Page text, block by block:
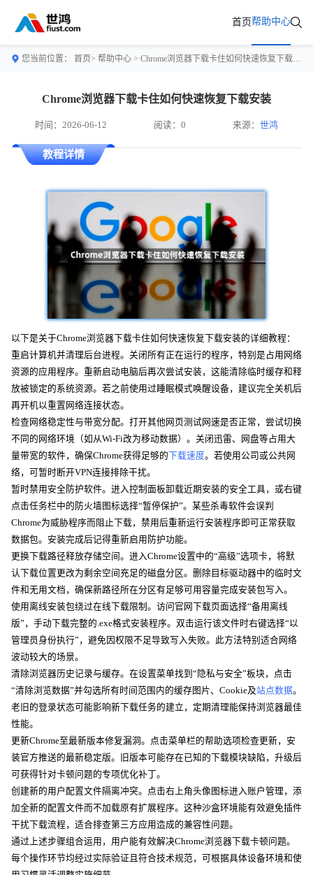
首页帮助中心
您当前位置： 首页> 帮助中心 > Chrome浏览器下载卡住如何快速恢复下载安装
Chrome浏览器下载卡住如何快速恢复下载安装
时间：2026-06-12 阅读：0 来源：世鸿
教程详情
以下是关于Chrome浏览器下载卡住如何快速恢复下载安装的详细教程：
重启计算机并清理后台进程。关闭所有正在运行的程序，特别是占用网络
资源的应用程序。重新启动电脑后再次尝试安装，这能清除临时缓存和释
放被锁定的系统资源。若之前使用过睡眠模式唤醒设备，建议完全关机后
再开机以重置网络连接状态。
检查网络稳定性与带宽分配。打开其他网页测试网速是否正常，尝试切换
不同的网络环境（如从Wi-Fi改为移动数据）。关闭迅雷、网盘等占用大
量带宽的软件，确保Chrome获得足够的 下载速度。若使用公司或公共网
络，可暂时断开VPN连接排除干扰。
暂时禁用安全防护软件。进入控制面板卸载近期安装的安全工具，或右键
点击任务栏中的防火墙图标选择“暂停保护”。某些杀毒软件会误判
Chrome为威胁程序而阻止下载，禁用后重新运行安装程序即可正常获取
数据包。安装完成后记得重新启用防护功能。
更换下载路径释放存储空间。进入Chrome设置中的“高级”选项卡，将默
认下载位置更改为剩余空间充足的磁盘分区。删除目标驱动器中的临时文
件和无用文档，确保新路径所在分区有足够可用容量完成安装包写入。
使用离线安装包绕过在线下载限制。访问官网下载页面选择“备用离线
版”，手动下载完整的.exe格式安装程序。双击运行该文件时右键选择“以
管理员身份执行”，避免因权限不足导致写入失败。此方法特别适合网络
波动较大的场景。
清除浏览器历史记录与缓存。在设置菜单找到“隐私与安全”板块，点击
“清除浏览数据”并勾选所有时间范围内的缓存图片、Cookie及站点数据。
老旧的登录状态可能影响新下载任务的建立，定期清理能保持浏览器最佳
性能。
更新Chrome至最新版本修复漏洞。点击菜单栏的帮助选项检查更新，安
装官方推送的最新稳定版。旧版本可能存在已知的下载模块缺陷，升级后
可获得针对卡顿问题的专项优化补丁。
创建新的用户配置文件隔离冲突。点击右上角头像图标进入账户管理，添
加全新的配置文件而不加载原有扩展程序。这种沙盒环境能有效避免插件
干扰下载流程，适合排查第三方应用造成的兼容性问题。
通过上述步骤组合运用，用户能有效解决Chrome浏览器下载卡顿问题。
每个操作环节均经过实际验证且符合技术规范，可根据具体设备环境和使